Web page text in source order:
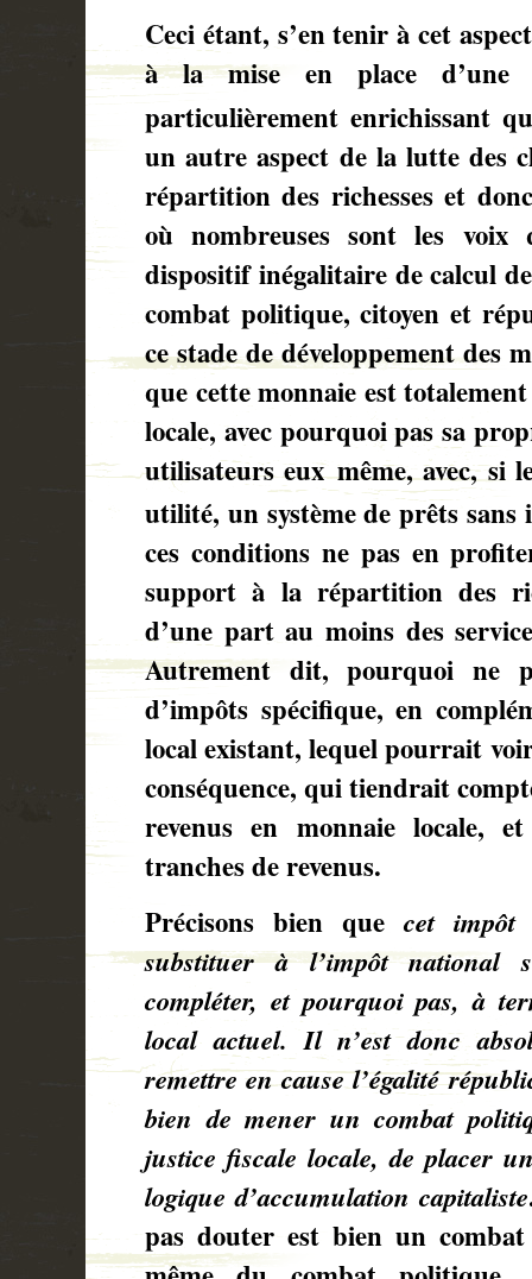
Ceci étant, s’en tenir à cet
à la mise en place d’une
particulièrement enrichissant
un autre aspect de la lutte des
répartition des richesses et
où nombreuses sont les voix
dispositif inégalitaire de calcul
combat politique, citoyen et
ce stade de développement des
que cette monnaie est
locale, avec pourquoi pas sa
utilisateurs eux même, avec, si
utilité, un système de prêts sans
ces conditions ne pas en
support à la répartition des
d’une part au moins des
Autrement dit, pourquoi ne
d’impôts spécifique, en
local existant, lequel pourrait
conséquence, qui tiendrait
revenus en monnaie locale,
tranches de revenus.
Précisons bien que cet impôt
substituer à l’impôt
compléter, et pourquoi pas, à
local actuel. Il n’est donc
remettre en cause l’égalité
bien de mener un combat
justice fiscale locale, de placer
logique d’accumulation capitaliste
pas douter est bien un combat